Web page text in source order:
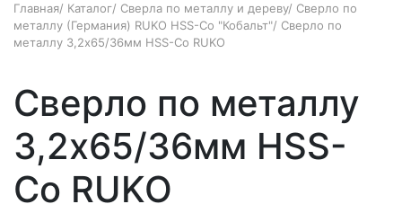
Главная/ Каталог/ Сверла по металлу и дереву/ Сверло по
металлу (Германия) RUKO HSS-Co "Кобальт"/ Сверло по
металлу 3,2х65/36мм HSS-Co RUKO
Сверло по металлу
3,2х65/36мм HSS-
Co RUKO